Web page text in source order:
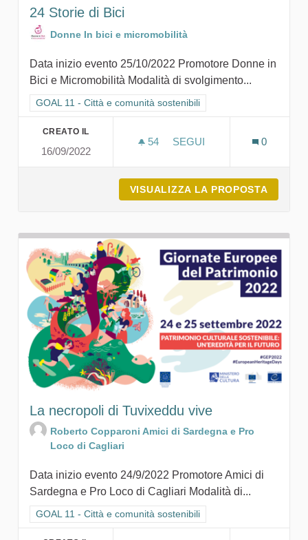
24 Storie di Bici
Donne In bici e micromobilità
Data inizio evento 25/10/2022 Promotore Donne in
Bici e Micromobilità Modalità di svolgimento...
Filtra i risultati per categoria: GOAL 11 - Città e comunità
GOAL 11 - Città e comunità sostenibili
CREATO IL
16/09/2022
54 54 SOSTENITORI
SEGUI
0
VISUALIZZA LA PROPOSTA
La necropoli di Tuvixeddu vive
Roberto Copparoni Amici di Sardegna e Pro
Loco di Cagliari
Data inizio evento 24/9/2022 Promotore Amici di
Sardegna e Pro Loco di Cagliari Modalità di...
Filtra i risultati per categoria: GOAL 11 - Città e comunità
GOAL 11 - Città e comunità sostenibili